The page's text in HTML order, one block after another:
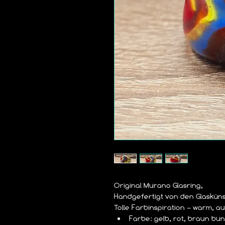
Original Murano Glasring,
Handgefertigt von den
Tolle Farbinspiration – warm,
Farbe: gelb, rot, braun